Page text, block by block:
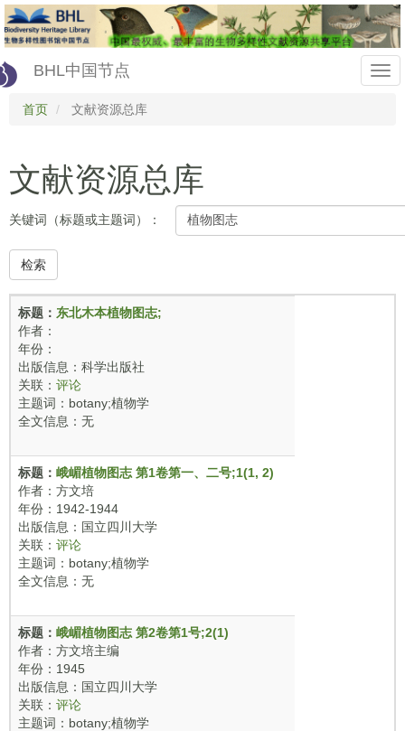
Skip
to
main
contentBHL中国节点
首页 文献资源总库
文献资源总库
关键词（标题或主题词）：
检索
标题： 东北木本植物图志;
作者：
年份：
出版信息：科学出版社
关联： 评论
主题词：botany;植物学
全文信息：无
标题： 峨嵋植物图志 第1卷第一、二号;1(1, 2)
作者：方文培
年份：1942-1944
出版信息：国立四川大学
关联： 评论
主题词：botany;植物学
全文信息：无
标题： 峨嵋植物图志 第2卷第1号;2(1)
作者：方文培主编
年份：1945
出版信息：国立四川大学
关联： 评论
主题词：botany;植物学